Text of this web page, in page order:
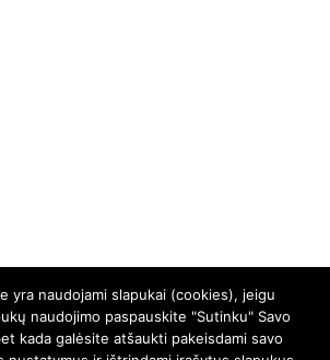
62622
yra naudojami slapukai (cookies), jeigu
naudojimo paspauskite "Sutinku" Savo
kada galėsite atšaukti pakeisdami savo